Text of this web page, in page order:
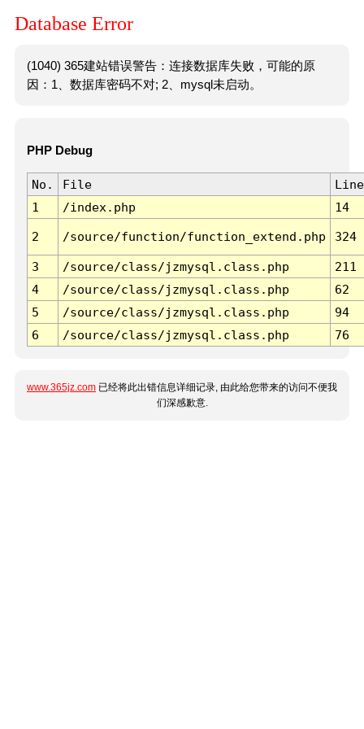
Database Error
(1040) 365建站错误警告：连接数据库失败，可能的原
因：1、数据库密码不对; 2、mysql未启动。
PHP Debug
No. File
Line
1
/index.php 14
2 /source/function/function_extend.php 324
3 /source/class/jzmysql.class.php
211
4
/source/class/jzmysql.class.php
62
5
/source/class/jzmysql.class.php
94
6
/source/class/jzmysql.class.php 76
www.365jz.com 已经将此出错信息详细记录, 由此给您带来的访问不便我
们深感歉意.